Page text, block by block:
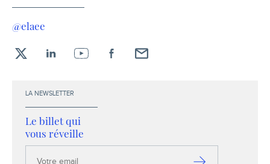
@elaee
LA NEWSLETTER
Le billet qui
vous réveille
email